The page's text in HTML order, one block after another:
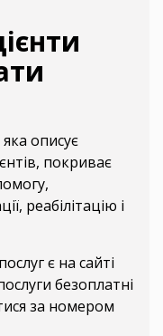
описує
покриває
реабілітацію і
є на сайті
безоплатні
за номером